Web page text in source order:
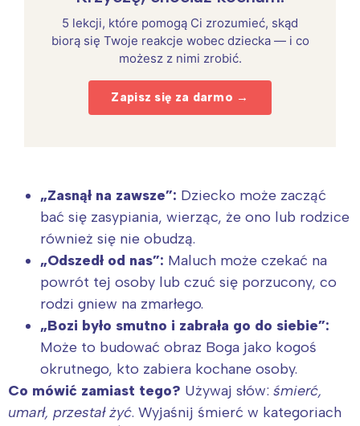
5 lekcji, które pomogą Ci zrozumieć, skąd
biorą się Twoje reakcje wobec dziecka — i co
możesz z nimi zrobić.
Zapisz się za darmo →
„Zasnął na zawsze”: Dziecko może zacząć
bać się zasypiania, wierząc, że ono lub rodzice
również się nie obudzą.
„Odszedł od nas”: Maluch może czekać na
powrót tej osoby lub czuć się porzucony, co
rodzi gniew na zmarłego.
„Bozi było smutno i zabrała go do siebie”:
Może to budować obraz Boga jako kogoś
okrutnego, kto zabiera kochane osoby.
Co mówić zamiast tego? Używaj słów: śmierć,
umarł, przestał żyć. Wyjaśnij śmierć w kategoriach